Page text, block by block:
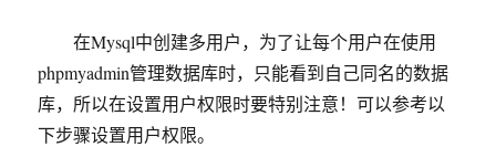
题
解
在Mysql中创建多用户，为了让每个用户在使用
phpmyadmin管理数据库时，只能看到自己同名的数据
库，所以在设置用户权限时要特别注意！可以参考以
下步骤设置用户权限。